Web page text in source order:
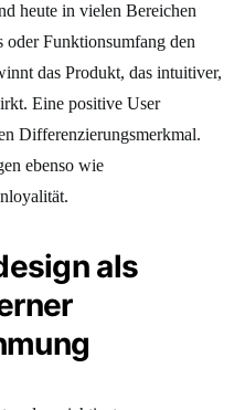
heute in vielen Bereichen
oder Funktionsumfang den
das Produkt, das intuitiver,
Eine positive User
Differenzierungsmerkmal.
ebenso wie
als